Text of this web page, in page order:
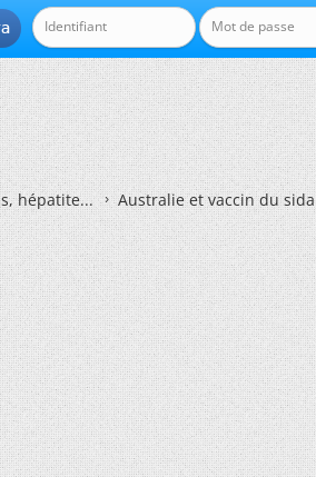
hépatite... Australie et vaccin du sida